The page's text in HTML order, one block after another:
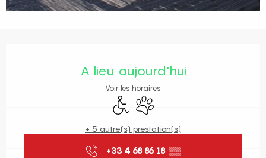
A lieu aujourd'hui
Voir les horaires
Accès handicapés
Animaux acceptés
+ 5 autre(s) prestation(s)
+33 4 68 86 18 ▒▒